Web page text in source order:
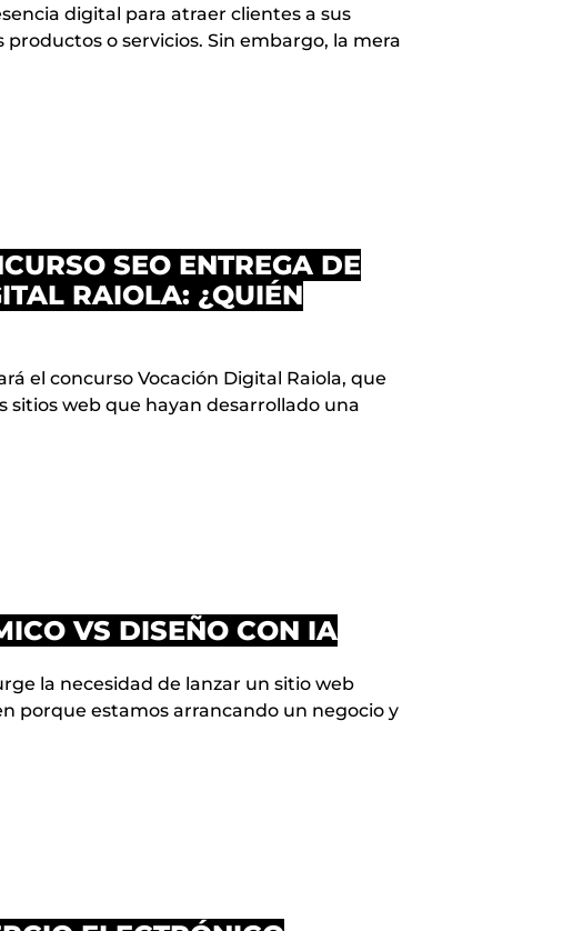
digital para atraer clientes a sus
o servicios. Sin embargo, la mera
SEO ENTREGA DE
RAIOLA: ¿QUIÉN
el concurso Vocación Digital Raiola, que
web que hayan desarrollado una
VS DISEÑO CON IA
la necesidad de lanzar un sitio web
porque estamos arrancando un negocio y